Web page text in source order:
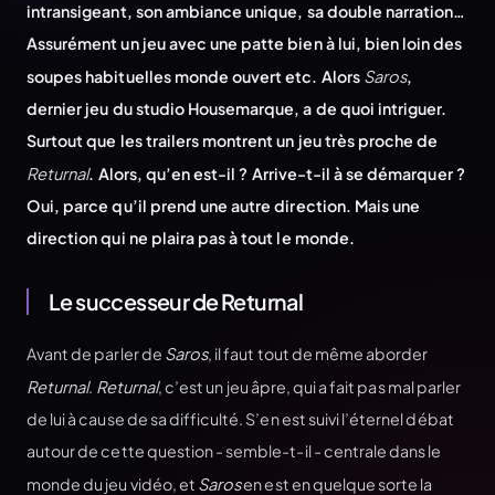
intransigeant, son ambiance unique, sa double narration…
Assurément un jeu avec une patte bien à lui, bien loin des
soupes habituelles monde ouvert etc. Alors Saros,
dernier jeu du studio Housemarque, a de quoi intriguer.
Surtout que les trailers montrent un jeu très proche de
Returnal. Alors, qu’en est-il ? Arrive-t-il à se démarquer ?
Oui, parce qu’il prend une autre direction. Mais une
direction qui ne plaira pas à tout le monde.
Le successeur de Returnal
Avant de parler de Saros, il faut tout de même aborder
Returnal. Returnal, c’est un jeu âpre, qui a fait pas mal parler
de lui à cause de sa difficulté. S’en est suivi l’éternel débat
autour de cette question - semble-t-il - centrale dans le
monde du jeu vidéo, et Sarosen est en quelque sorte la